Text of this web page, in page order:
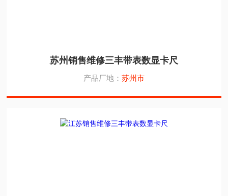
苏州销售维修三丰带表数显卡尺
产品厂地： 苏州市